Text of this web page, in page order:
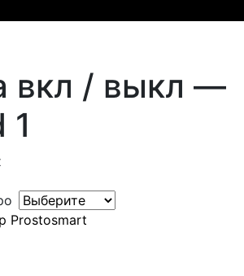
вкл / выкл —
1
Prostosmart